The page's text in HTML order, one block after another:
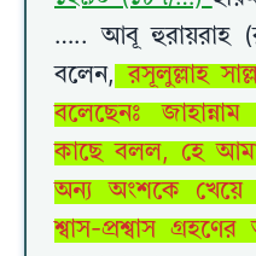
….. আবূ হুরায়রাহ
বলেন, রসূলুল্লাহ
বলেছেনঃ
কাছে বলল, হে
অন্য অংশকে খেয়ে
শ্বাস-প্রশ্বাস